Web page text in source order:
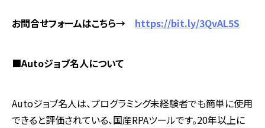
お問合せフォームはこちら→ https://bit.ly/3QvAL5S
■Autoジョブ名人について
Autoジョブ名人は、プログラミング未経験者でも簡単に使用
できると評価されている、国産RPAツールです。20年以上に